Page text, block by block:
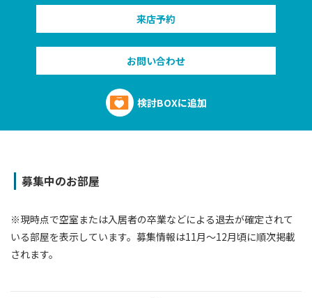
来店予約
お問い合わせ
検討BOXに追加
募集中のお部屋
※現時点で空室または⼊居者の卒業などによる退去が確定されて
いる部屋を表⽰しています。募集情報は11⽉〜12⽉頃に順次掲載
されます。